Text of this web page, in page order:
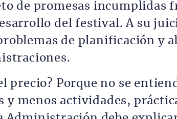
de promesas incumplidas
del festival. A su
de planificación y
precio? Porque no se
y menos actividades,